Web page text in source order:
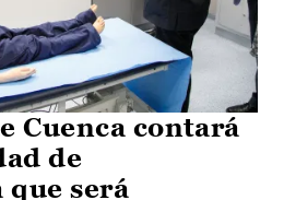
Cuenca contará
de
será